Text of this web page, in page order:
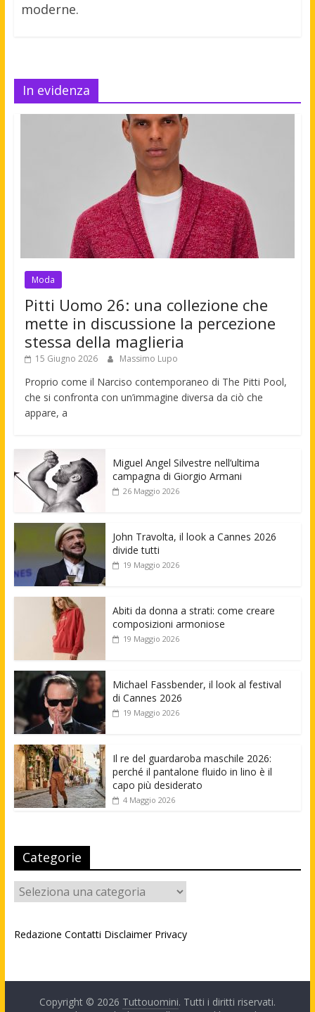
moderne.
In evidenza
Moda
Pitti Uomo 26: una collezione che
mette in discussione la percezione
stessa della maglieria
15 Giugno 2026 Massimo Lupo
Proprio come il Narciso contemporaneo di The Pitti Pool,
che si confronta con un’immagine diversa da ciò che
appare, a
Miguel Angel Silvestre nell’ultima
campagna di Giorgio Armani
26 Maggio 2026
John Travolta, il look a Cannes 2026
divide tutti
19 Maggio 2026
Abiti da donna a strati: come creare
composizioni armoniose
19 Maggio 2026
Michael Fassbender, il look al festival
di Cannes 2026
19 Maggio 2026
Il re del guardaroba maschile 2026:
perché il pantalone fluido in lino è il
capo più desiderato
4 Maggio 2026
Categorie
Categorie
Redazione Contatti Disclaimer Privacy
Copyright © 2026 Tuttouomini. Tutti i diritti riservati.